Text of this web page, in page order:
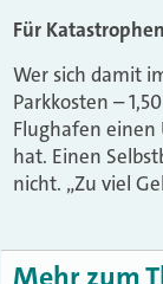
Für
Wer sich damit
Parkkosten –
Flughafen einen
hat. Einen
nicht. „Zu viel